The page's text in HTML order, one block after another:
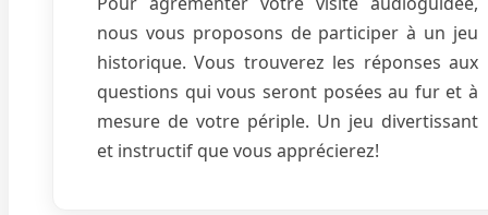
nous vous proposons de participer à un jeu
historique. Vous trouverez les réponses aux
questions qui vous seront posées au fur et à
mesure de votre périple. Un jeu divertissant
et instructif que vous apprécierez!